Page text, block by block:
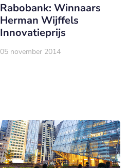
Rabobank: Winnaars
Herman Wijffels
Innovatieprijs
05 november 2014